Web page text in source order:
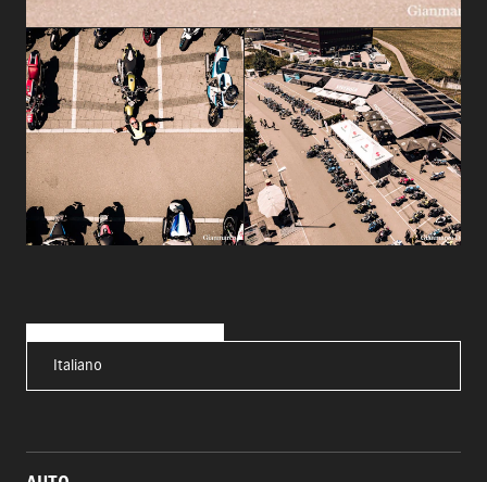
Italiano